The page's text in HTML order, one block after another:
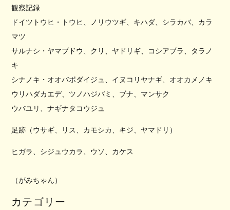
観察記録
ドイツトウヒ・トウヒ、ノリウツギ、キハダ、シラカバ、カラ
マツ
サルナシ・ヤマブドウ、クリ、ヤドリギ、コシアブラ、タラノ
キ
シナノキ・オオバボダイジュ、イヌコリヤナギ、オオカメノキ
ウリハダカエデ、ツノハジバミ、ブナ、マンサク
ウバユリ、ナギナタコウジュ
足跡（ウサギ、リス、カモシカ、キジ、ヤマドリ）
ヒガラ、シジュウカラ、ウソ、カケス
（がみちゃん）
カテゴリー